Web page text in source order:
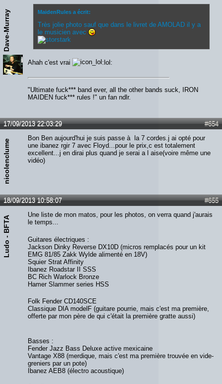
Dave-Murray MaidenRules a écrit:
Très jolie photo sauf que dans le livret de AMOLAD il y a
le musicien avec
Ahah c'est vrai :lol:
"Ultimate fuck*** band ever, all the other bands suck, IRON
MAIDEN fuck*** rules !" un fan ndlr.
#654
17/09/2013 22:03:29
nicolenclume
Bon Ben aujourd'hui je suis passe à la 7 cordes.j ai opté pour
une ibanez rgir 7 avec Floyd...pour le prix,c est totalement
excellent...j en dirai plus quand je serai a l aise(voire même une
vidéo)
#655
18/09/2013 10:58:07
Ludo - BFTA
Une liste de mon matos, pour les photos, on verra quand j'aurais
le temps...
Guitares électriques :
Jackson Dinky Reverse DX10D (micros remplacés pour un kit
EMG 81/85 Zakk Wylde alimenté en 18V)
Squier Strat Affinity
Ibanez Roadstar II SSS
BC Rich Warlock Bronze
Hamer Slammer series HSS
Folk Fender CD140SCE
Classique DIA modelF (guitare pourrie, mais c'est ma première,
offerte par mon père de qui c'était la première gratte aussi)
Basses :
Fender Jazz Bass Deluxe active mexicaine
Vantage X88 (merdique, mais c'est ma première trouvée en vide-
greniers par un pote)
Ibanez AEB8 (électro acoustique)